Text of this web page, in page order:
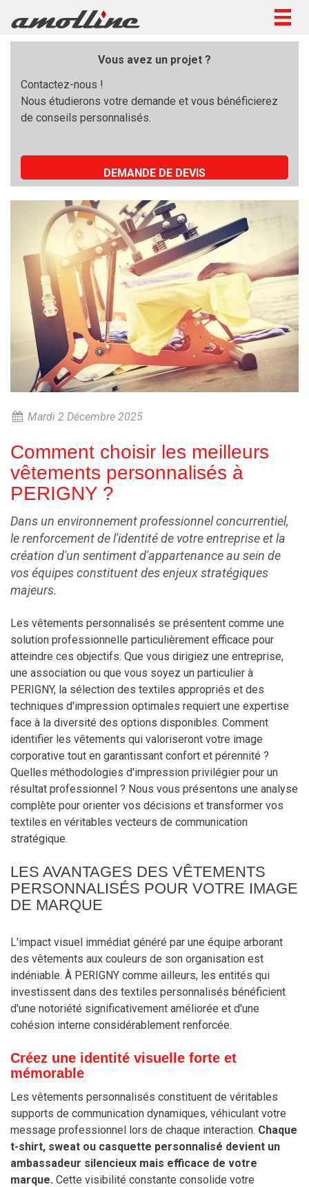
Vous avez un projet ?
Contactez-nous !
Nous étudierons votre demande et vous bénéficierez
de conseils personnalisés.
DEMANDE DE DEVIS
Mardi 2 Décembre 2025
Comment choisir les meilleurs
vêtements personnalisés à
PERIGNY ?
Dans un environnement professionnel concurrentiel,
le renforcement de l'identité de votre entreprise et la
création d'un sentiment d'appartenance au sein de
vos équipes constituent des enjeux stratégiques
majeurs.
Les vêtements personnalisés se présentent comme une
solution professionnelle particulièrement efficace pour
atteindre ces objectifs. Que vous dirigiez une entreprise,
une association ou que vous soyez un particulier à
PERIGNY, la sélection des textiles appropriés et des
techniques d'impression optimales requiert une expertise
face à la diversité des options disponibles. Comment
identifier les vêtements qui valoriseront votre image
corporative tout en garantissant confort et pérennité ?
Quelles méthodologies d'impression privilégier pour un
résultat professionnel ? Nous vous présentons une analyse
complète pour orienter vos décisions et transformer vos
textiles en véritables vecteurs de communication
stratégique.
LES AVANTAGES DES VÊTEMENTS
PERSONNALISÉS POUR VOTRE IMAGE
DE MARQUE
L'impact visuel immédiat généré par une équipe arborant
des vêtements aux couleurs de son organisation est
indéniable. À PERIGNY comme ailleurs, les entités qui
investissent dans des textiles personnalisés bénéficient
d'une notoriété significativement améliorée et d'une
cohésion interne considérablement renforcée.
Créez une identité visuelle forte et
mémorable
Les vêtements personnalisés constituent de véritables
supports de communication dynamiques, véhiculant votre
message professionnel lors de chaque interaction. Chaque
t-shirt, sweat ou casquette personnalisé devient un
ambassadeur silencieux mais efficace de votre
marque. Cette visibilité constante consolide votre